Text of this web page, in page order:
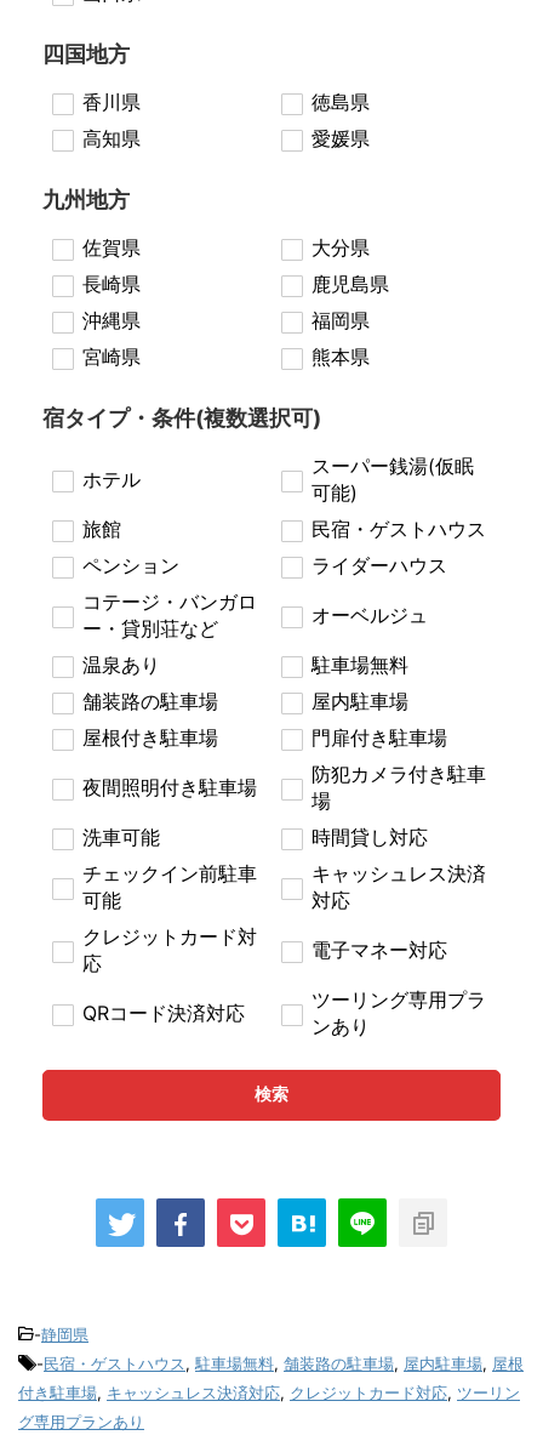
四国地方
香川県
徳島県
高知県
愛媛県
九州地方
佐賀県
大分県
長崎県
鹿児島県
沖縄県
福岡県
宮崎県
熊本県
宿タイプ・条件(複数選択可)
ホテル
スーパー銭湯(仮眠
可能)
旅館
民宿・ゲストハウス
ペンション
ライダーハウス
コテージ・バンガロ
ー・貸別荘など
オーベルジュ
温泉あり
駐車場無料
舗装路の駐車場
屋内駐車場
屋根付き駐車場
門扉付き駐車場
夜間照明付き駐車場
防犯カメラ付き駐車
場
洗車可能
時間貸し対応
チェックイン前駐車
可能
キャッシュレス決済
対応
クレジットカード対
応
電子マネー対応
QRコード決済対応
ツーリング専用プラ
ンあり
検索
-静岡県
-民宿・ゲストハウス, 駐車場無料, 舗装路の駐車場, 屋内駐車場, 屋根
付き駐車場, キャッシュレス決済対応, クレジットカード対応, ツーリン
グ専用プランあり